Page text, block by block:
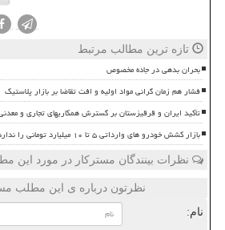
تازه ترین مطالب مرتبط
بحران بدهی در جاده مخصوص
فشار هم زمان گرانی مواد اولیه و افت تقاضا بر بازار پلاستیک
تأکید ایران و قرقیزستان بر گسترش همکاریهای تجاری و
بازار کشش خودرو های وارداتی ۵ تا ۱۰ میلیارد تومانی را ندارد
نظرات بینندگان مسترکار در مورد این
نظرتون درباره ی این مطلب
نام: